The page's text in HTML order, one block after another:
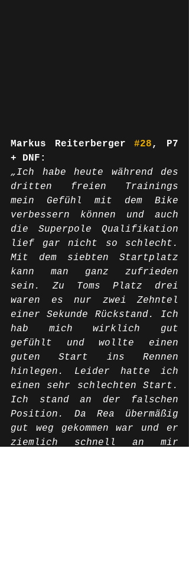
Markus Reiterberger #28, P7
+ DNF:
„Ich habe heute während des
dritten freien Trainings
mein Gefühl mit dem Bike
verbessern können und auch
die Superpole Qualifikation
lief gar nicht so schlecht.
Mit dem siebten Startplatz
kann man ganz zufrieden
sein. Zu Toms Platz drei
waren es nur zwei Zehntel
einer Sekunde Rückstand. Ich
hab mich wirklich gut
gefühlt und wollte einen
guten Start ins Rennen
hinlegen. Leider hatte ich
einen sehr schlechten Start.
Ich stand an der falschen
Position. Da Rea übermäßig
gut weg gekommen war und er
ziemlich schnell an mir